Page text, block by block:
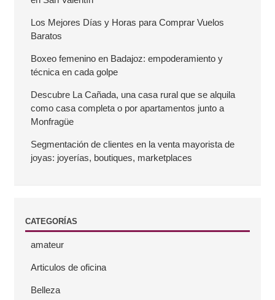
Los Mejores Días y Horas para Comprar Vuelos
Baratos
Boxeo femenino en Badajoz: empoderamiento y
técnica en cada golpe
Descubre La Cañada, una casa rural que se alquila
como casa completa o por apartamentos junto a
Monfragüe
Segmentación de clientes en la venta mayorista de
joyas: joyerías, boutiques, marketplaces
CATEGORÍAS
amateur
Articulos de oficina
Belleza